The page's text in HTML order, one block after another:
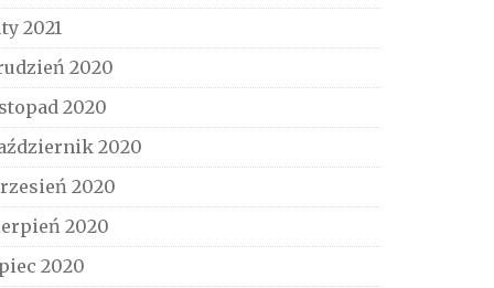
2021
2020
2020
2020
2020
2020
2020